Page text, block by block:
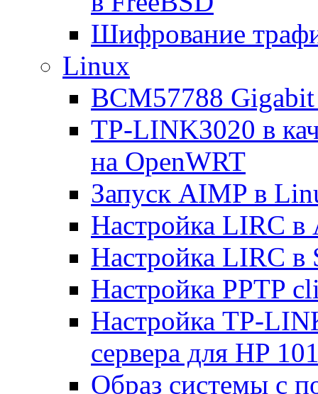
Шифрование
Linux
BCM57788
TP-LINK3020 в
на OpenWRT
Запуск AIMP в
Настройка LIRC
Настройка LIRC
Настройка PPTP
Настройка TP-
сервера для HP
Образ системы с